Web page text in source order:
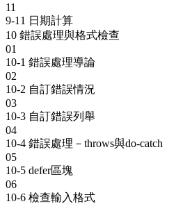
11
9-11 日期計算
10 錯誤處理與格式檢查
01
10-1 錯誤處理導論
02
10-2 自訂錯誤情況
03
10-3 自訂錯誤列舉
04
10-4 錯誤處理－throws與do-catch
05
10-5 defer區塊
06
10-6 檢查輸入格式